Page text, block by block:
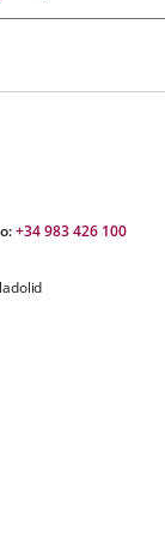
+34 983 426 100